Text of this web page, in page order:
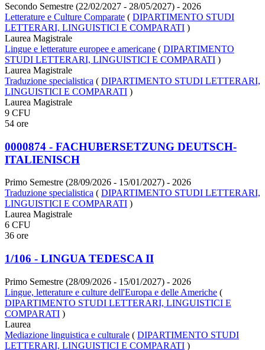
Secondo Semestre (22/02/2027 - 28/05/2027) - 2026
Letterature e Culture Comparate ( DIPARTIMENTO STUDI
LETTERARI, LINGUISTICI E COMPARATI )
Laurea Magistrale
Lingue e letterature europee e americane ( DIPARTIMENTO
STUDI LETTERARI, LINGUISTICI E COMPARATI )
Laurea Magistrale
Traduzione specialistica ( DIPARTIMENTO STUDI LETTERARI,
LINGUISTICI E COMPARATI )
Laurea Magistrale
9 CFU
54 ore
0000874 - FACHUBERSETZUNG DEUTSCH-
ITALIENISCH
Primo Semestre (28/09/2026 - 15/01/2027) - 2026
Traduzione specialistica ( DIPARTIMENTO STUDI LETTERARI,
LINGUISTICI E COMPARATI )
Laurea Magistrale
6 CFU
36 ore
1/106 - LINGUA TEDESCA II
Primo Semestre (28/09/2026 - 15/01/2027) - 2026
Lingue, letterature e culture dell'Europa e delle Americhe (
DIPARTIMENTO STUDI LETTERARI, LINGUISTICI E
COMPARATI )
Laurea
Mediazione linguistica e culturale ( DIPARTIMENTO STUDI
LETTERARI, LINGUISTICI E COMPARATI )